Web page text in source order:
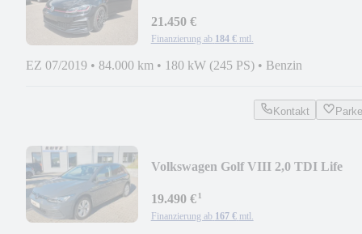
21.450 €
Finanzierung ab 184 € mtl.
EZ 07/2019 • 84.000 km • 180 kW (245 PS) • Benzin
Kontakt
Volkswagen Golf VIII 2,0 TDI Life
19.490 €¹
Finanzierung ab 167 € mtl.